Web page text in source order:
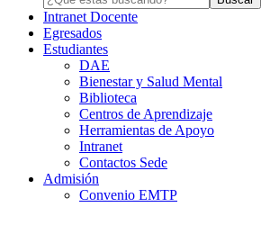
Intranet Docente
Egresados
Estudiantes
DAE
Bienestar y Salud Mental
Biblioteca
Centros de Aprendizaje
Herramientas de Apoyo​
Intranet
Contactos Sede
Admisión
Convenio EMTP